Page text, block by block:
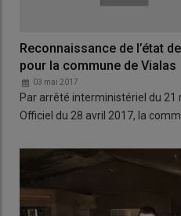
Reconnaissance de l’état
pour la commune de Vialas
03 mai 2017
Par arrêté interministériel du 21
Officiel du 28 avril 2017, la